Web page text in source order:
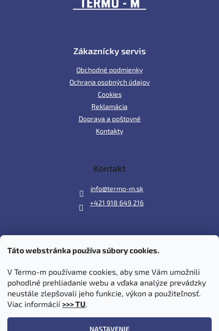
Táto webstránka používa súbory cookies.
V Termo-m používame cookies, aby sme Vám umožnili
pohodlné prehliadanie webu a vďaka analýze prevádzky
neustále zlepšovali jeho funkcie, výkon a použiteľnosť.
Viac informácií >>> TU.
NASTAVENIE
Zákaznícky servis
Obchodné podmienky
Ochrana osobných údajov
Cookies
Reklamácia
Doprava a poštovné
Kontakty
Kontakt
info@termo-m.sk
+421 918 649 216
Prijímame online platby